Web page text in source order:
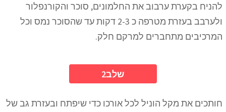
להניח בקערת ערבוב את החלמונים, סוכר והקורנפלור
ולערבב בעזרת מטרפה כ 2-3 דקות עד שהסוכר נמס וכל
המרכיבים מתחברים למרקם חלק.
2שלב
חותכים את מקל הוניל לכל אורכו כדי שיפתח ובעזרת גב של